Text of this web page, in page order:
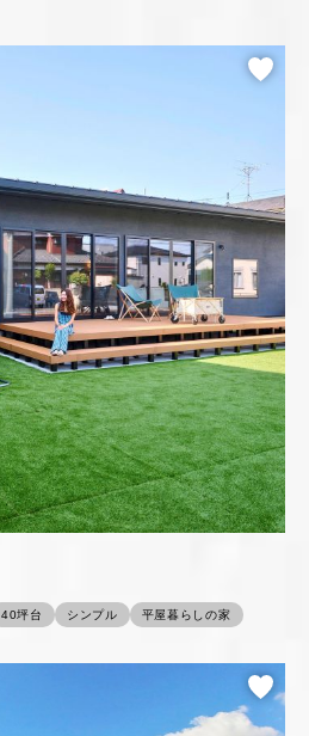
40坪台 シンプル 平屋暮らしの家